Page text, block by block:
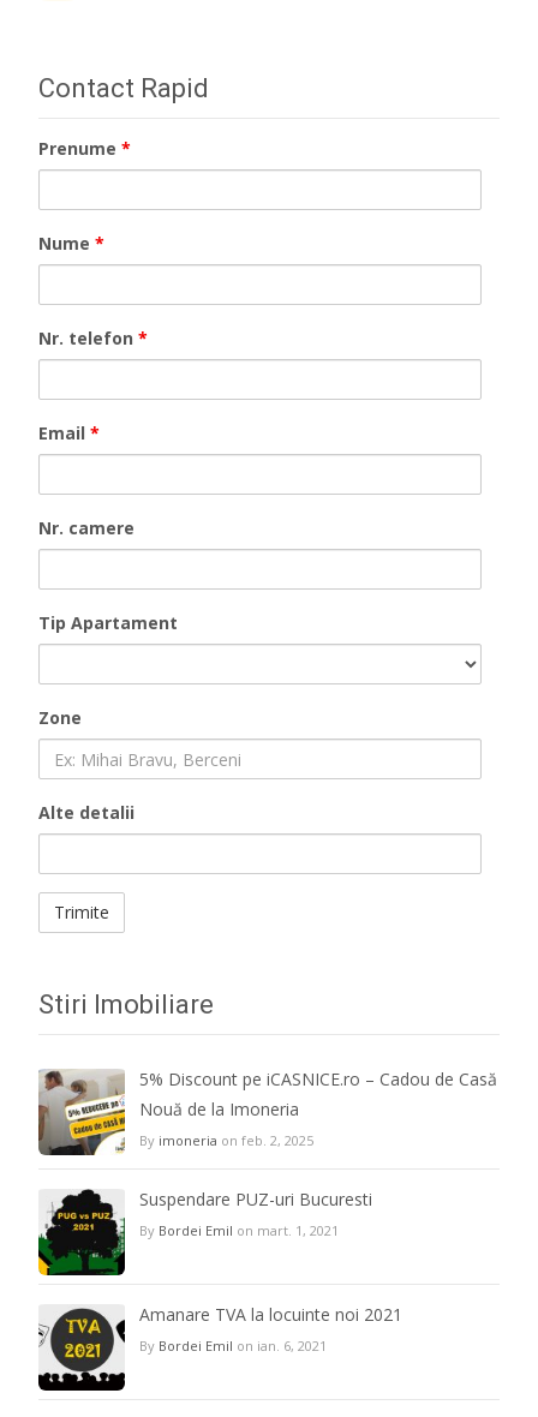
Contact Rapid
Prenume *
Nume *
Nr. telefon *
Email *
Nr. camere
Tip Apartament
Zone
Alte detalii
Stiri Imobiliare
5% Discount pe iCASNICE.ro – Cadou de Casă
Nouă de la Imoneria
By imoneria on feb. 2, 2025
Suspendare PUZ-uri Bucuresti
By Bordei Emil on mart. 1, 2021
Amanare TVA la locuinte noi 2021
By Bordei Emil on ian. 6, 2021